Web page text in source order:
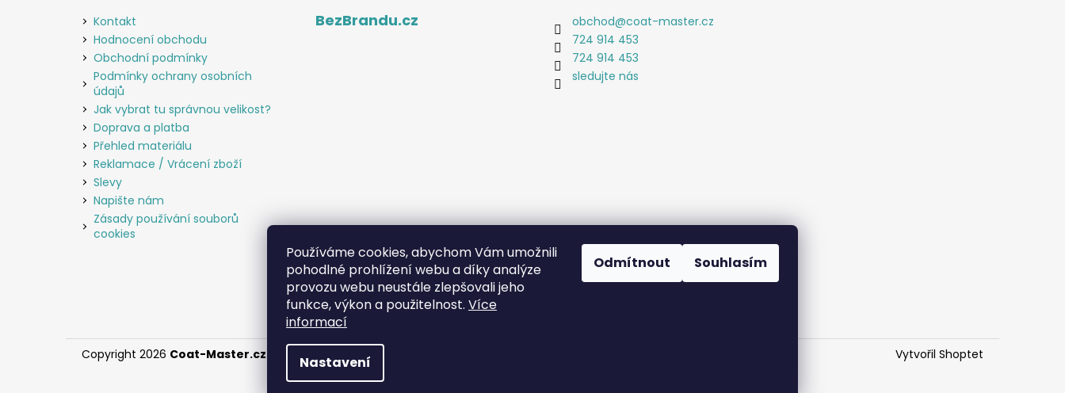
Používáme cookies, abychom Vám umožnili
pohodlné prohlížení webu a díky analýze
provozu webu neustále zlepšovali jeho
funkce, výkon a použitelnost. Více
informací
Nastavení
Odmítnout Souhlasím
Kontakt
Hodnocení obchodu
Obchodní podmínky
Podmínky ochrany osobních
údajů
Jak vybrat tu správnou velikost?
Doprava a platba
Přehled materiálu
Reklamace / Vrácení zboží
Slevy
Napište nám
Zásady používání souborů
cookies
BezBrandu.cz obchod@coat-master.cz
724 914 453
724 914 453
sledujte nás
Coat-Master.cz Doplňky ve 100% kvalitě za 10% ceny
Vytvořil Shoptet
Copyright 2026 Coat-Master.cz . Všechna práva vyhrazena.